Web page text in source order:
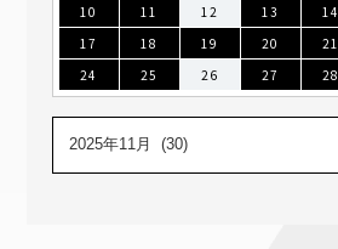
10
11 12 13 14
17
18 19 20 21
24
25 26 27 28